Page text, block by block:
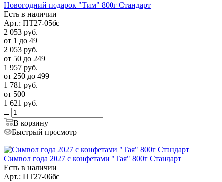
Новогодний подарок "Тим" 800г Стандарт
Есть в наличии
Арт.: ПТ27-05бс
2 053 руб.
от 1 до 49
2 053 руб.
от 50 до 249
1 957 руб.
от 250 до 499
1 781 руб.
от 500
1 621 руб.
В корзину
Быстрый просмотр
Символ года 2027 с конфетами "Тая" 800г Стандарт
Есть в наличии
Арт.: ПТ27-06бс